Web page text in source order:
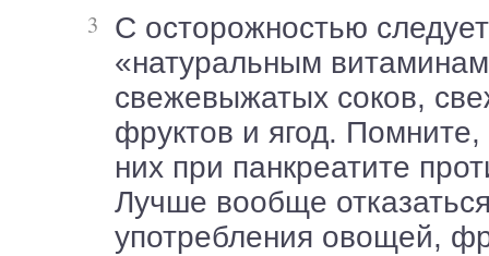
С осторожностью следует относиться к
«натуральным
свежевыжатых соков,
фруктов и ягод. Помните,
них при панкреатите
Лучше вообще
употребления овощей,